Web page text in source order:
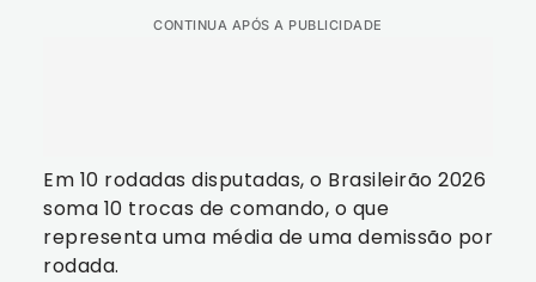
CONTINUA APÓS A PUBLICIDADE
Em 10 rodadas disputadas, o Brasileirão 2026
soma 10 trocas de comando, o que
representa uma média de uma demissão por
rodada.